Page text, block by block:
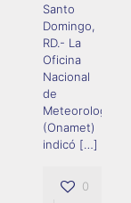
Santo
Domingo,
RD.- La
Oficina
Nacional
de
Meteorología
(Onamet)
indicó […]
0